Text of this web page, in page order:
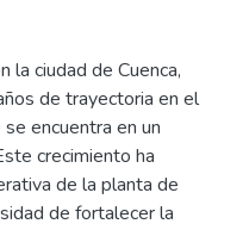
la ciudad de Cuenca,
de trayectoria en el
encuentra en un
crecimiento ha
de la planta de
de fortalecer la